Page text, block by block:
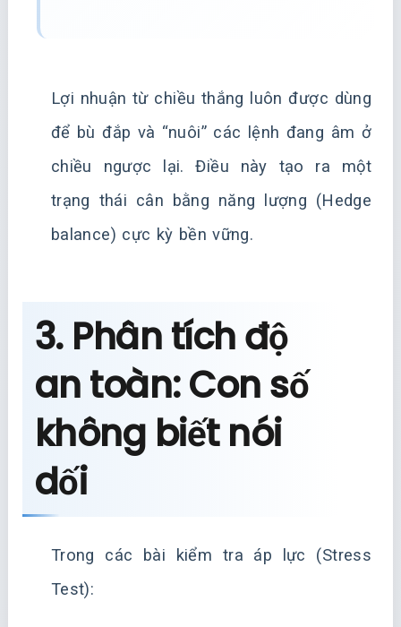
Lợi nhuận từ chiều thắng luôn được dùng
để bù đắp và “nuôi” các lệnh đang âm ở
chiều ngược lại. Điều này tạo ra một
trạng thái cân bằng năng lượng (Hedge
balance) cực kỳ bền vững.
3. Phân tích độ
an toàn: Con số
không biết nói
dối
Trong các bài kiểm tra áp lực (Stress
Test):